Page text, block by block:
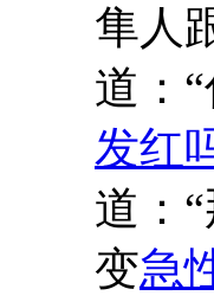
隼人
道：
发红
道：
变急